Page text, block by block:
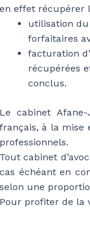
en effet récupérer
utilisation
forfaitaires
facturation
récupérées
conclus.
Le cabinet
français, à la mise
professionnels.
Tout cabinet
cas échéant en
selon une
Pour profiter de la